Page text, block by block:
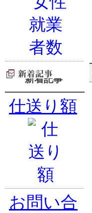
新着記事
仕送り額
お問い合